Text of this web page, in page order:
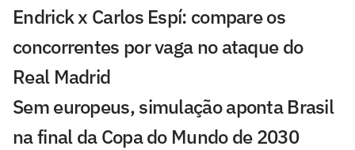
Endrick x Carlos Espí: compare os
concorrentes por vaga no ataque do
Real Madrid
Sem europeus, simulação aponta Brasil
na final da Copa do Mundo de 2030